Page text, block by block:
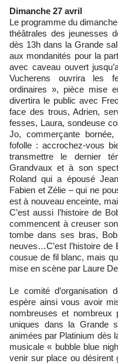
Dimanche 27 avril
Le programme du
théâtrales des jeunesses
dès 13h dans la Grande
aux mondanités pour la
avec caveau ouvert
Vucherens ouvrira les
ordinaires », pièce mise
divertira le public avec
face des trous, Adrien,
fesses, Laura, sondeuse
Jo, commerçante
fofolle : accrochez-vous
transmettre le dernier
Grandvaux et à son
Roland qui a épousé
Fabien et Zélie – qui ne
est à nouveau enceinte,
C’est aussi l’histoire de
commencent à creuser
tombe dans ses bras,
neuves…C’est l’histoire de
cousue de fil blanc, mais
mise en scène par Laure
Le comité d’organisation
espère ainsi vous avoir
nombreuses et nombreux
uniques dans la Grande
animées par Platinium dès
musicale « bubble blue
venir sur place ou désirent